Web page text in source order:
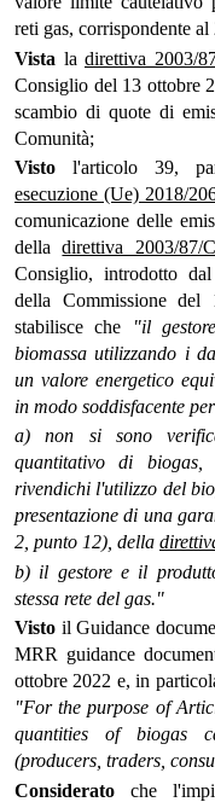
reti gas, corrispondente
Vista la direttiva 2003/
Consiglio del 13 ottobre
scambio di quote di
Comunità;
Visto l'articolo 39,
esecuzione (Ue) 2018/
comunicazione delle
delladirettiva 2003/87/
Consiglio, introdotto
della Commissione
stabilisce che
"il
biomassa utilizzando i
un valore energetico
in modo soddisfacente
a) non si sono
quantitativo di
rivendichi l'utilizzo del
presentazione di una
2, punto 12), della
b) il gestore e il
stessa rete del gas."
Visto il Guidance
MRR guidance
ottobre 2022 e, in
"For the purpose of
quantities of biogas
(producers, traders,
Considerato che